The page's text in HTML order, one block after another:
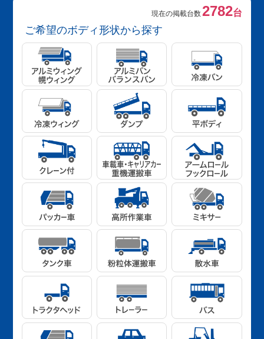
現在の掲載台数2782台
ご希望のボディ形状から探す